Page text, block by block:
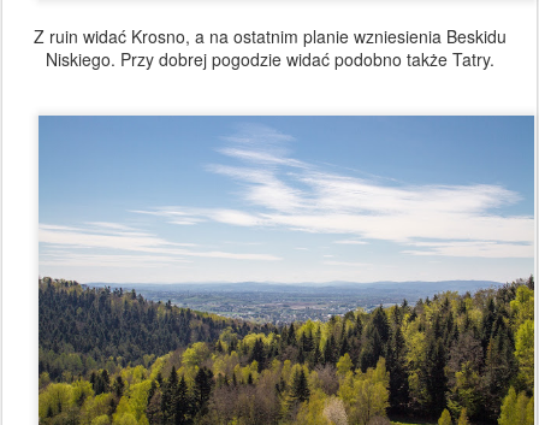
Z ruin widać Krosno, a na ostatnim planie wzniesienia Beskidu
Niskiego. Przy dobrej pogodzie widać podobno także Tatry.